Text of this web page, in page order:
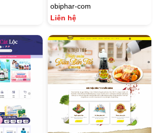
obiphar-com
Liên hệ